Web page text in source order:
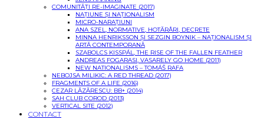
COMUNITĂȚI RE-IMAGINATE (2017)
NAȚIUNE ȘI NAȚIONALISM
MICRO-NARAȚIUNI
ANA SZEL, NORMATIVE, HOTĂRÂRI, DECRETE
MINNA HENRIKSSON ȘI SEZGIN BOYNIK – NAȚIONALISM ȘI
ARTĂ CONTEMPORANĂ
SZABOLCS KISSPÁL, THE RISE OF THE FALLEN FEATHER
ANDREAS FOGARASI, VASARELY GO HOME (2011)
NEW NATIONALISMS – TOMÁŠ RAFA
NEBOJSA MILIKIC: A RED THREAD (2017)
FRAGMENTS OF A LIFE (2016)
CEZAR LĂZĂRESCU: BB+ (2014)
SAH CLUB COROD (2013)
VERTICAL SITE (2012)
CONTACT